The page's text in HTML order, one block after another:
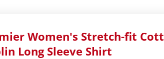
Women's Stretch-fit
Long Sleeve Shirt